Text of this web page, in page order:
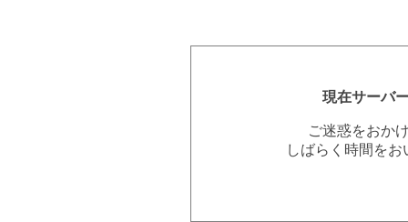
現在サーバ
ご迷惑をおか
しばらく時間を